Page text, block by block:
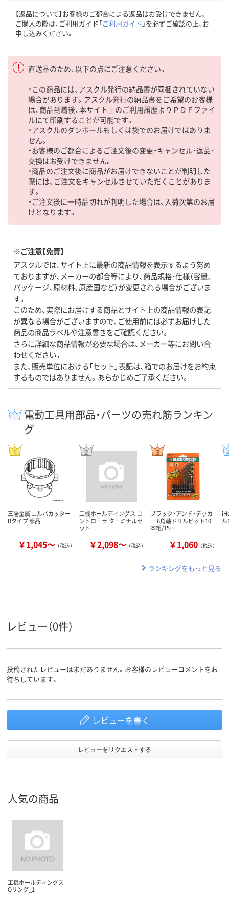
【返品について】お客様のご都合による返品はお受けできません。
ご購入の際は、ご利用ガイド「ご利用ガイド 」を必ずご確認の上、お
申し込みください。
直送品のため、以下の点にご注意ください。
・この商品には、アスクル発行の納品書が同梱されていない
場合があります。アスクル発行の納品書をご希望のお客様
は、商品到着後、本サイト上のご利用履歴よりＰＤＦファイ
ルにて印刷することが可能です。
・アスクルのダンボールもしくは袋でのお届けではありま
せん。
・お客様のご都合によるご注文後の変更・キャンセル・返品・
交換はお受けできません。
・商品のご注文後に商品がお届けできないことが判明した
際には、ご注文をキャンセルさせていただくことがありま
す。
・ご注文後に一時品切れが判明した場合は、入荷次第のお届
けとなります。
※ご注意【免責】
アスクルでは、サイト上に最新の商品情報を表示するよう努め
ておりますが、メーカーの都合等により、商品規格・仕様（容量、
パッケージ、原材料、原産国など）が変更される場合がございま
す。
このため、実際にお届けする商品とサイト上の商品情報の表記
が異なる場合がございますので、ご使用前には必ずお届けした
商品の商品ラベルや注意書きをご確認ください。
さらに詳細な商品情報が必要な場合は、メーカー等にお問い合
わせください。
また、販売単位における「セット」表記は、箱でのお届けをお約束
するものではありません。あらかじめご了承ください。
電動工具用部品・パーツの売れ筋ランキン
グ
三陽金属 エルバカッター
Bタイプ 部品
￥1,045～ （税込）
工機ホールディングス コ
ントローラ.ターミナルセ
ット
￥2,098～ （税込）
ブラック・アンド・デッカ
ー 6角軸ドリルビット10
本組/15…
￥1,060 （税込）
ランキングをもっと見る
レビュー（0件）
投稿されたレビューはまだありません。お客様のレビューコメントをお
待ちしています。
レビューを書く
レビューをリクエストする
人気の商品
工機ホールディングス
Oリング_1